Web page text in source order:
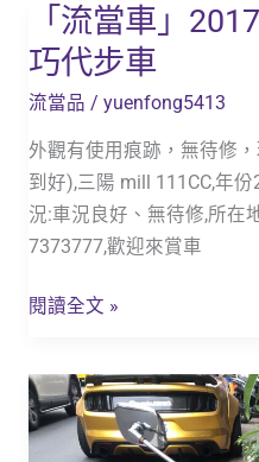
「流當車」
巧代步車
流當品 / yuenfong5413
外觀有使用痕跡，無待修
到好),三陽 mill 111CC,年
況:車況良好、無待修,所在
7373777,歡迎來賞車
「流
當
車」
2017
SYM
三
陽
mill.
巧
車
閱讀全文 »
流
當